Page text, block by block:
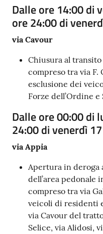
Dalle ore 14:00 di
ore 24:00 di
via Cavour
Chiusura al
compreso tra via F.
esclusione dei
Forze dell’Ordine e
Dalle ore 00:00 di
24:00 di venerdì
via Appia
Apertura in deroga
dell’area pedonale
compreso tra via
veicoli di residenti
via Cavour del
Selice, via Alidosi,